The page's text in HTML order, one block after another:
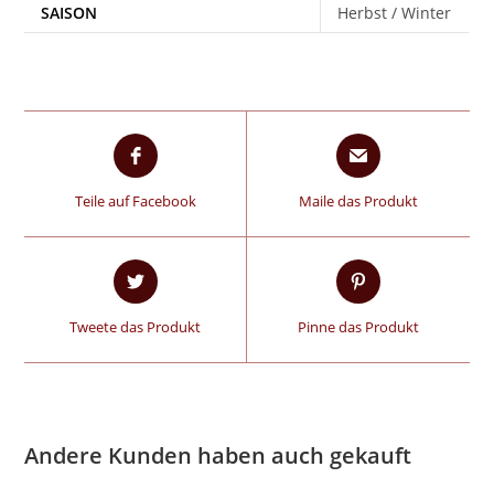
SAISON Herbst / Winter
Teile auf Facebook Maile das Produkt
Tweete das Produkt Pinne das Produkt
Andere Kunden haben auch gekauft